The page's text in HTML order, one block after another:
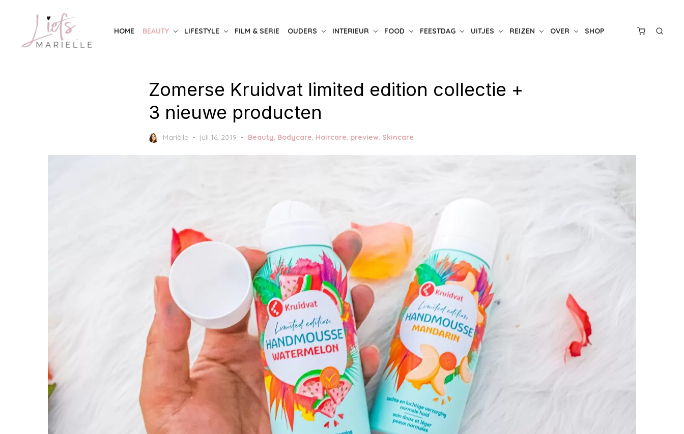
content
HOME BEAUTY LIFESTYLE FILM & SERIE OUDERS INTERIEUR FOOD FEESTDAG UITJES REIZEN OVER SHOP
Zomerse Kruidvat limited edition collectie +
3 nieuwe producten
Mariëlle
Posted
juli 16, 2019 Beauty Bodycare Haircare preview Skincare